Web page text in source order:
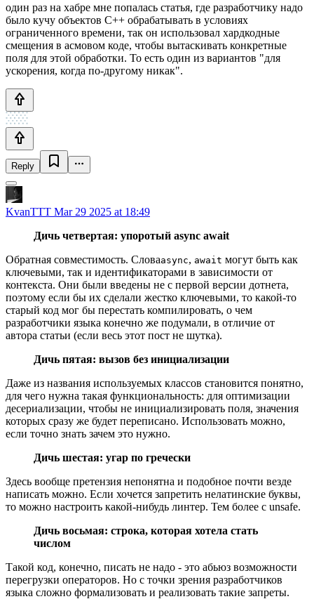
один раз на хабре мне попалась статья, где разработчику надо
было кучу объектов С++ обрабатывать в условиях
ограниченного времени, так он использовал хардкодные
смещения в асмовом коде, чтобы вытаскивать конкретные
поля для этой обработки. То есть один из вариантов "для
ускорения, когда по-другому никак".
Reply
KvanTTT Mar 29 2025 at 18:49
Дичь четвертая: упоротый async await
Обратная совместимость. Словаasync, await могут быть как
ключевыми, так и идентификаторами в зависимости от
контекста. Они были введены не с первой версии дотнета,
поэтому если бы их сделали жестко ключевыми, то какой-то
старый код мог бы перестать компилировать, о чем
разработчики языка конечно же подумали, в отличие от
автора статьи (если весь этот пост не шутка).
Дичь пятая: вызов без инициализации
Даже из названия используемых классов становится понятно,
для чего нужна такая функциональность: для оптимизации
десериализации, чтобы не инициализировать поля, значения
которых сразу же будет переписано. Использовать можно,
если точно знать зачем это нужно.
Дичь шестая: угар по гречески
Здесь вообще претензия непонятна и подобное почти везде
написать можно. Если хочется запретить нелатинские буквы,
то можно настроить какой-нибудь линтер. Тем более с unsafe.
Дичь восьмая: строка, которая хотела стать
числом
Такой код, конечно, писать не надо - это абьюз возможности
перегрузки операторов. Но с точки зрения разработчиков
языка сложно формализовать и реализовать такие запреты.